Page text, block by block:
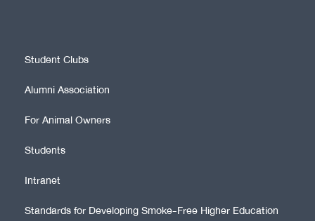
Student Clubs
Alumni Association
For Animal Owners
Students
Intranet
Standards for Developing Smoke-Free Higher Education